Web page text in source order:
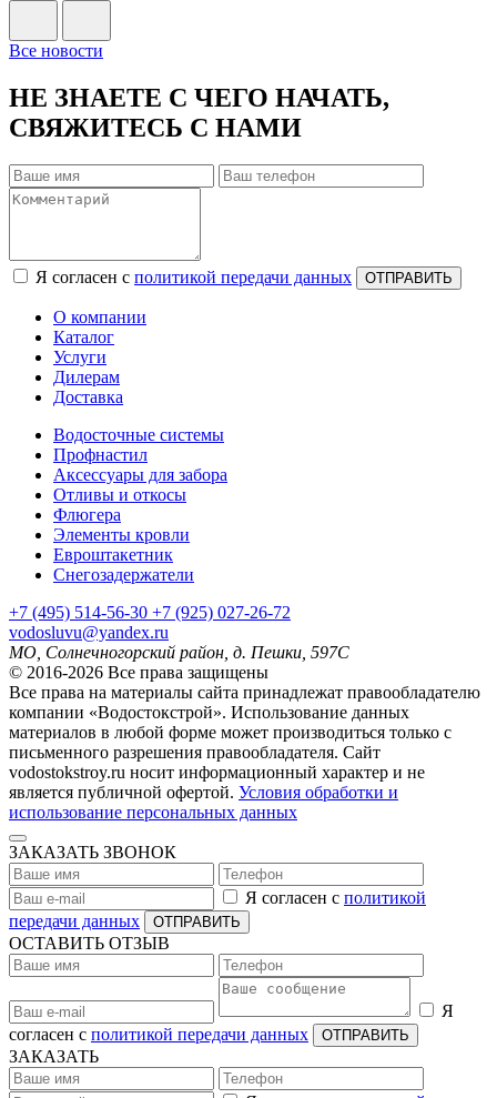
Все новости
НЕ ЗНАЕТЕ С ЧЕГО НАЧАТЬ,
СВЯЖИТЕСЬ С НАМИ
Я согласен с политикой передачи данных ОТПРАВИТЬ
О компании
Каталог
Услуги
Дилерам
Доставка
Водосточные системы
Профнастил
Аксессуары для забора
Отливы и откосы
Флюгера
Элементы кровли
Евроштакетник
Снегозадержатели
+7 (495) 514-56-30 +7 (925) 027-26-72
vodosluvu@yandex.ru
МО, Солнечногорский район, д. Пешки, 597С
© 2016-2026 Все права защищены
Все права на материалы сайта принадлежат правообладателю
компании «Водостокстрой». Использование данных
материалов в любой форме может производиться только с
письменного разрешения правообладателя. Сайт
vodostokstroy.ru носит информационный характер и не
является публичной офертой. Условия обработки и
использование персональных данных
ЗАКАЗАТЬ ЗВОНОК
Я согласен с политикой
передачи данных
ОТПРАВИТЬ
ОСТАВИТЬ ОТЗЫВ
Я
согласен с политикой передачи данных ОТПРАВИТЬ
ЗАКАЗАТЬ